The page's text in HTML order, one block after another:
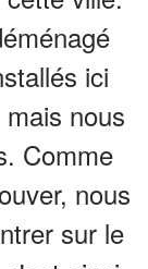
ici
nous
Comme
nous
sur le